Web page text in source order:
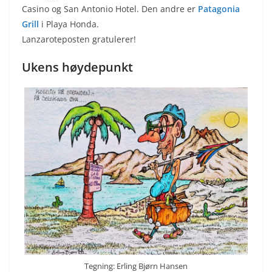
Casino og San Antonio Hotel. Den andre er Patagonia
Grill i Playa Honda.
Lanzaroteposten gratulerer!
Ukens høydepunkt
Tegning: Erling Bjørn Hansen